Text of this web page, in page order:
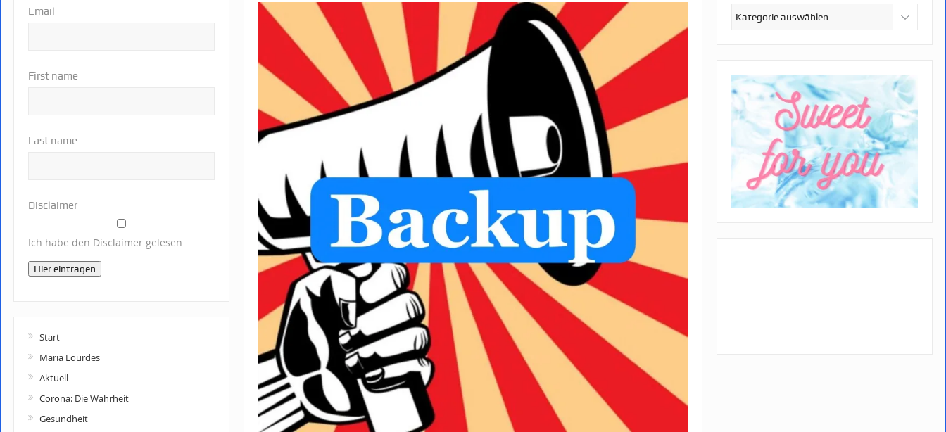
Email
First name
Last name
Disclaimer
Ich habe den Disclaimer gelesen
Hier eintragen
Start
Maria Lourdes
Aktuell
Corona: Die Wahrheit
Gesundheit